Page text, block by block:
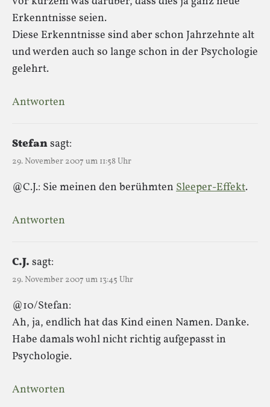
Erkenntnisse seien.
Diese Erkenntnisse sind aber schon Jahrzehnte alt
und werden auch so lange schon in der Psychologie
gelehrt.
Antworten
Stefansagt:
29. November 2007 um 11:58 Uhr
@C.J.: Sie meinen den berühmten Sleeper-Effekt.
Antworten
C.J. sagt:
29. November 2007 um 13:45 Uhr
@10/Stefan:
Ah, ja, endlich hat das Kind einen Namen. Danke.
Habe damals wohl nicht richtig aufgepasst in
Psychologie.
Antworten